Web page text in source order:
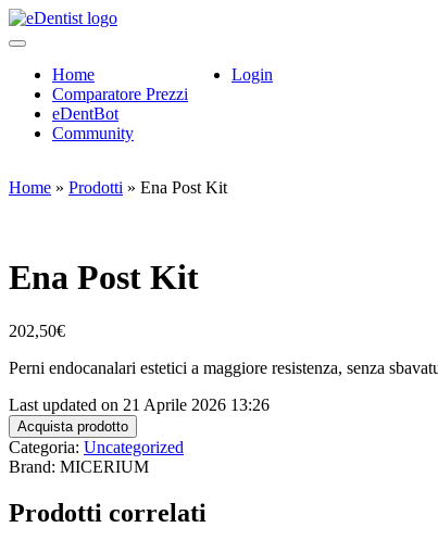
Home
Comparatore Prezzi
eDentBot
Community
Login
Home » Prodotti » Ena Post Kit
Ena Post Kit
202,50€
Perni endocanalari estetici a maggiore resistenza, senza
Last updated on 21 Aprile 2026 13:26
Acquista prodotto
Categoria: Uncategorized
Brand: MICERIUM
Prodotti correlati